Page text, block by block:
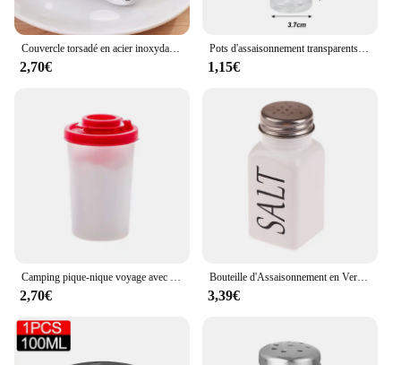
2,70€
Pots d'assaisonnement transparents, salière, poivrière, bouteilles d'épices, boîtes de rangement de condiments, conteneur de stockage de poudre, outils de cuisine
1,15€
2,70€
Bouteille d'Assaisonnement en Verre Noir et Blanc, Sel Belle Shaker, Bouteille de Condiment de Cuisine, Bouteille de Rangement, Outils d'Assaisonnement, Gadgets de Cuisine
3,39€